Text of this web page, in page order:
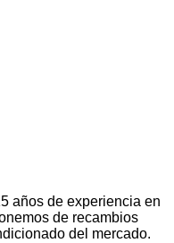
años de experiencia en
de recambios
del mercado.